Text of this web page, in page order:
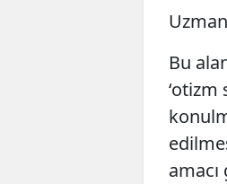
Bu
‘otizm